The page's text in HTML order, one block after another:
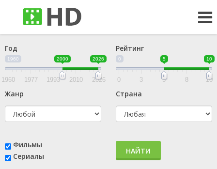
Год
1960 2000 2026
1960 1977 1993 2010 2026
Рейтинг
0 5 10
0 3 5 8 10
Жанр Страна
Фильмы
Сериалы
НАЙТИ